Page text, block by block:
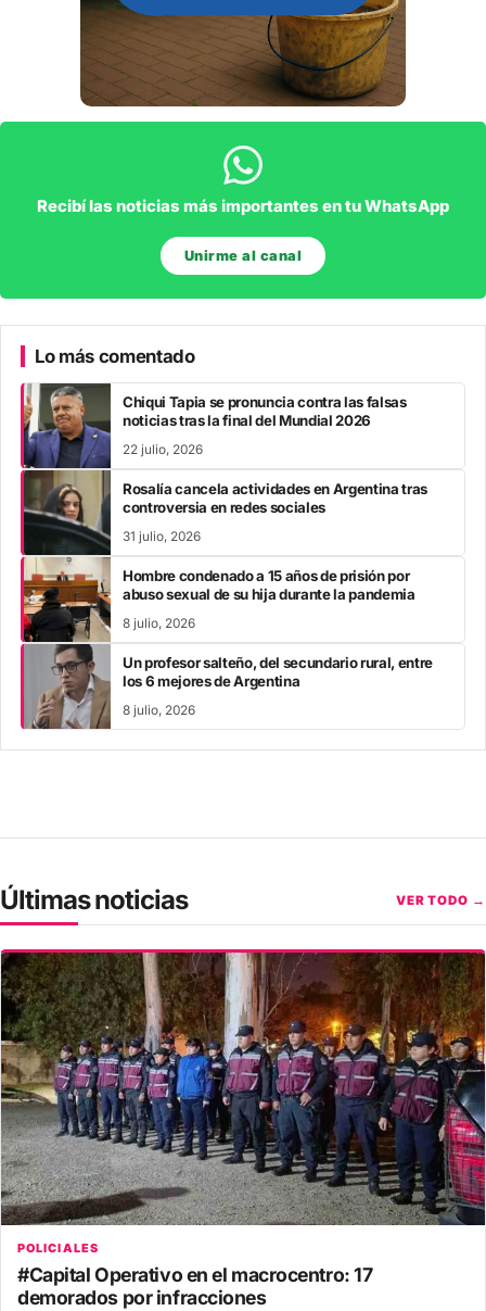
Recibí las noticias más importantes en tu WhatsApp
Unirme al canal
Lo más comentado
Chiqui Tapia se pronuncia contra las falsas
noticias tras la final del Mundial 2026
22 julio, 2026
Rosalía cancela actividades en Argentina tras
controversia en redes sociales
31 julio, 2026
Hombre condenado a 15 años de prisión por
abuso sexual de su hija durante la pandemia
8 julio, 2026
Un profesor salteño, del secundario rural, entre
los 6 mejores de Argentina
8 julio, 2026
Últimas noticias VER TODO →
POLICIALES
#Capital Operativo en el macrocentro: 17
demorados por infracciones